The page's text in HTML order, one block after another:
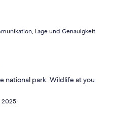
Lage und Genauigkeit
national park. Wildlife at you
2025